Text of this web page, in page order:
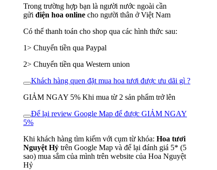
Trong trường hợp bạn là người nước ngoài cần
gửi điện hoa online cho người thân ở Việt Nam
Có thể thanh toán cho shop qua các hình thức sau:
1> Chuyển tiền qua Paypal
2> Chuyển tiền qua Western union
Khách hàng quen đặt mua hoa tươi được ưu dãi gì ?
GIẢM NGAY 5% Khi mua từ 2 sản phẩm trở lên
Để lại review Google Map để được GIẢM NGAY
5%
Khi khách hàng tìm kiếm với cụm từ khóa: Hoa tươi
Nguyệt Hỷ trên Google Map và để lại đánh giá 5* (5
sao) mua sắm của mình trên website của Hoa Nguyệt
Hỷ